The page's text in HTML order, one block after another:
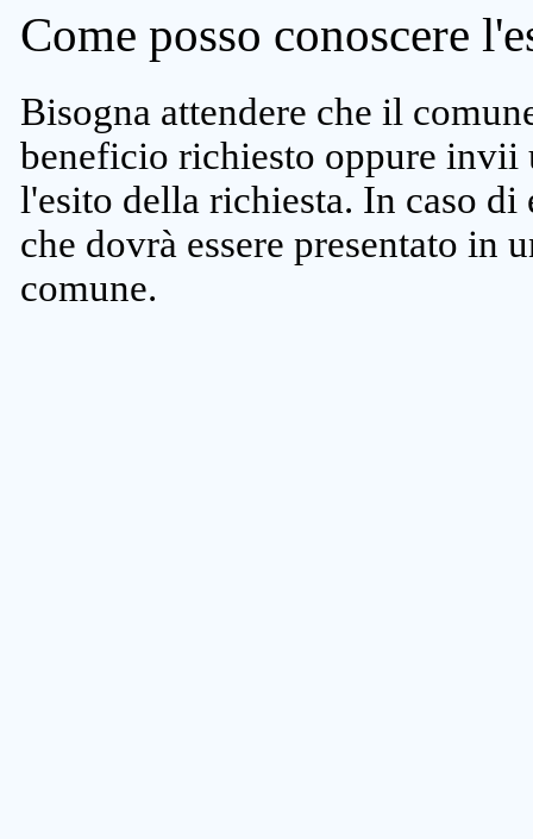
Come posso conoscere
Bisogna attendere che il
beneficio richiesto oppure invii
l'esito della richiesta. In caso
che dovrà essere presentato in
comune.